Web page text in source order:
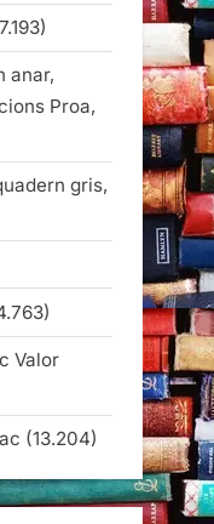
anar,
Proa,
gris,
Valor
(13.204)